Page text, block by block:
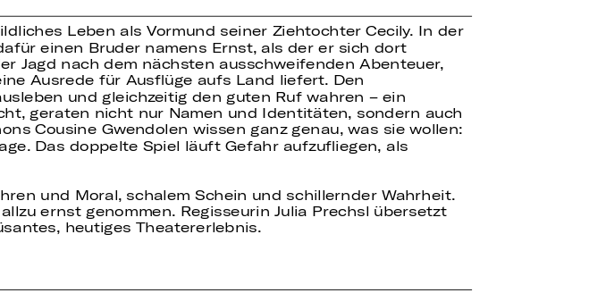
Leben als Vormund seiner Ziehtochter Cecily. In der
einen Bruder namens Ernst, als der er sich dort
Jagd nach dem nächsten ausschweifenden Abenteuer,
Ausrede für Ausflüge aufs Land liefert. Den
und gleichzeitig den guten Ruf wahren – ein
geraten nicht nur Namen und Identitäten, sondern auch
Cousine Gwendolen wissen ganz genau, was sie wollen:
Das doppelte Spiel läuft Gefahr aufzufliegen, als
und Moral, schalem Schein und schillernder Wahrheit.
ernst genommen. Regisseurin Julia Prechsl übersetzt
heutiges Theatererlebnis.